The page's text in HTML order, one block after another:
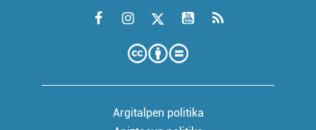
Argitalpen politika